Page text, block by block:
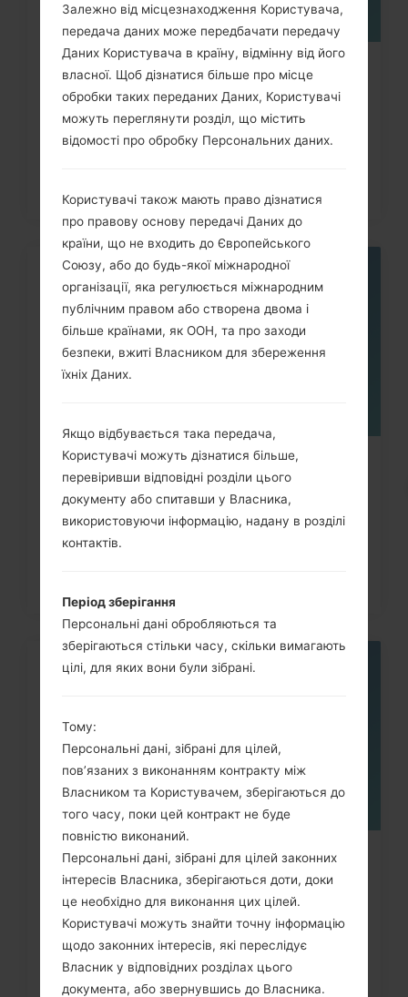
Як видалити усі дані з телефона
LG G3, G4, G5, G7 та...
Як скинути до заводських
налаштувань за допомогою коду...
Як видалити усі дані з телефону
через меню на LG G3,...
Залежно від місцезнаходження Користувача,
передача даних може передбачати передачу
Даних Користувача в країну, відмінну від його
власної. Щоб дізнатися більше про місце
обробки таких переданих Даних, Користувачі
можуть переглянути розділ, що містить
відомості про обробку Персональних даних.
Користувачі також мають право дізнатися
про правову основу передачі Даних до
країни, що не входить до Європейського
Союзу, або до будь-якої міжнародної
організації, яка регулюється міжнародним
публічним правом або створена двома і
більше країнами, як ООН, та про заходи
безпеки, вжиті Власником для збереження
їхніх Даних.
Якщо відбувається така передача,
Користувачі можуть дізнатися більше,
перевіривши відповідні розділи цього
документу або спитавши у Власника,
використовуючи інформацію, надану в розділі
контактів.
Період зберігання
Персональні дані обробляються та
зберігаються стільки часу, скільки вимагають
цілі, для яких вони були зібрані.
Тому:
Персональні дані, зібрані для цілей,
пов’язаних з виконанням контракту між
Власником та Користувачем, зберігаються до
того часу, поки цей контракт не буде
повністю виконаний.
Персональні дані, зібрані для цілей законних
інтересів Власника, зберігаються доти, доки
це необхідно для виконання цих цілей.
Користувачі можуть знайти точну інформацію
щодо законних інтересів, які переслідує
Власник у відповідних розділах цього
документа, або звернувшись до Власника.